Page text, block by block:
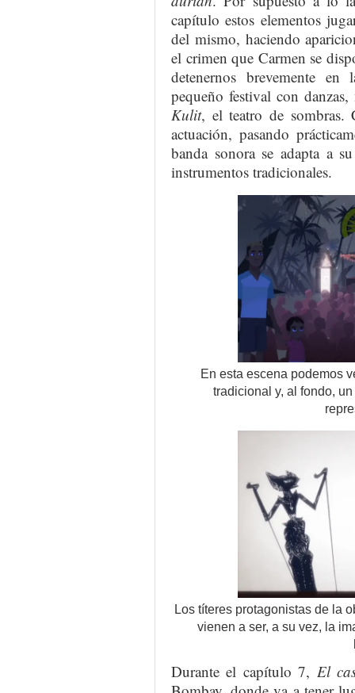
capítulo estos elementos
del mismo, haciendo
el crimen que Carmen se
detenernos brevemente
pequeño festival con
Kulit, el teatro de sombras.
actuación, pasando
banda sonora se adapta a
instrumentos tradicionales.
En esta escena podemos
tradicional y, al fondo,
Los títeres protagonistas de la
vienen a ser, a su vez, la
Durante el capítulo 7, El